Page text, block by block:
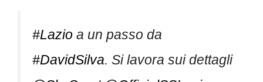
#Lazio a un passo da
#DavidSilva . Si lavora sui dettagli
@SkySport @OfficialSSLazio